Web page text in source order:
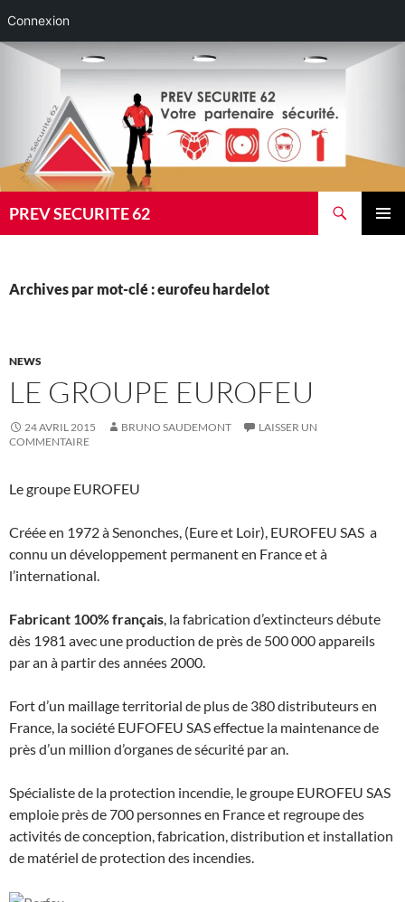
Connexion
Aller
PREV SECURITE 62
Archives par mot-clé : eurofeu hardelot
NEWS
LE GROUPE EUROFEU
24 AVRIL 2015 BRUNO SAUDEMONT
LAISSER UN
COMMENTAIRE
Le groupe EUROFEU
Créée en 1972 à Senonches, (Eure et Loir), EUROFEU SAS a
connu un développement permanent en France et à
l’international.
Fabricant 100% français , la fabrication d’extincteurs débute
dès 1981 avec une production de près de 500 000 appareils
par an à partir des années 2000.
Fort d’un maillage territorial de plus de 380 distributeurs en
France, la société EUFOFEU SAS effectue la maintenance de
près d’un million d’organes de sécurité par an.
Spécialiste de la protection incendie, le groupe EUROFEU SAS
emploie près de 700 personnes en France et regroupe des
activités de conception, fabrication, distribution et installation
de matériel de protection des incendies.